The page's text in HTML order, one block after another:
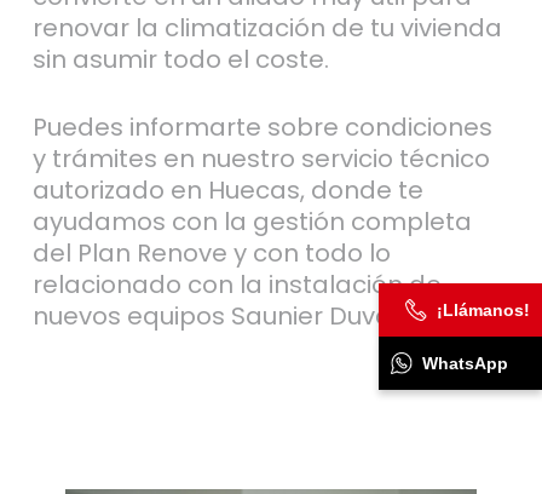
renovar la climatización de tu vivienda
sin asumir todo el coste.
Puedes informarte sobre condiciones
y trámites en nuestro servicio técnico
autorizado en Huecas, donde te
ayudamos con la gestión completa
del Plan Renove y con todo lo
relacionado con la instalación de
nuevos equipos Saunier Duval.
¡Llámanos!
WhatsApp